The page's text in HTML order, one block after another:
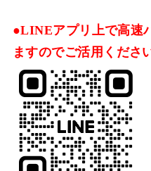
●LINEアプリ上で高速
ますのでご活用くださ